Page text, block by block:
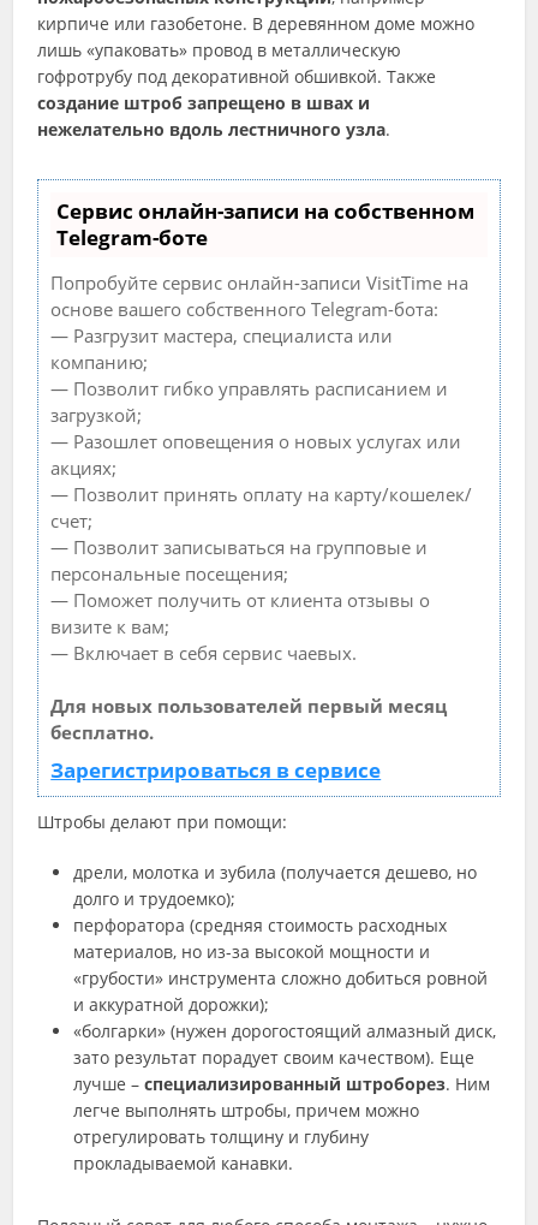
кирпиче или газобетоне. В деревянном доме можно
лишь «упаковать» провод в металлическую
гофротрубу под декоративной обшивкой. Также
создание штроб запрещено в швах и
нежелательно вдоль лестничного узла.
Сервис онлайн-записи на собственном
Telegram-боте
Попробуйте сервис онлайн-записи VisitTime на
основе вашего собственного Telegram-бота:
— Разгрузит мастера, специалиста или
компанию;
— Позволит гибко управлять расписанием и
загрузкой;
— Разошлет оповещения о новых услугах или
акциях;
— Позволит принять оплату на карту/кошелек/
счет;
— Позволит записываться на групповые и
персональные посещения;
— Поможет получить от клиента отзывы о
визите к вам;
— Включает в себя сервис чаевых.
Для новых пользователей первый месяц
бесплатно.
Зарегистрироваться в сервисе
Штробы делают при помощи:
дрели, молотка и зубила (получается дешево, но
долго и трудоемко);
перфоратора (средняя стоимость расходных
материалов, но из-за высокой мощности и
«грубости» инструмента сложно добиться ровной
и аккуратной дорожки);
«болгарки» (нужен дорогостоящий алмазный диск,
зато результат порадует своим качеством). Еще
лучше –специализированный штроборез. Ним
легче выполнять штробы, причем можно
отрегулировать толщину и глубину
прокладываемой канавки.